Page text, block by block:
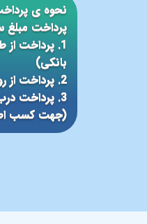
نحوه ی
پرداخت مبلغ سفارشات به
1. پرداخت از طریق
بانکی)
2. پرداخت از روش
3. پرداخت درب منزل
(جهت کسب